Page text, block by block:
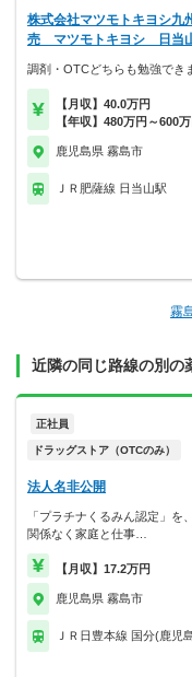
株式会社マツモトキヨシ九
売 マツモトキヨシ 日当
調剤・OTCどちらも勉強でき
【月収】40.0万円
【年収】480万円～600万
鹿児島県 霧島市
ＪＲ肥薩線 日当山駅
霧
近隣の同じ路線の別の
正社員
ドラッグストア（OTCのみ）
法人名非公開
「プラチナくるみん認定」を
関係なく家庭と仕事…
【月収】17.2万円
鹿児島県 霧島市
ＪＲ日豊本線 国分(鹿児